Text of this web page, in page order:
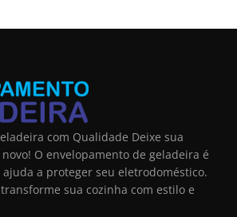
com Qualidade Deixe sua
O envelopamento de geladeira é
a proteger seu eletrodoméstico.
sua cozinha com estilo e